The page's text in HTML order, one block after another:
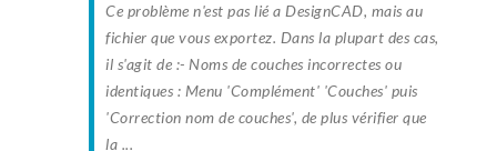
Ce problème n'est pas lié a DesignCAD, mais au
fichier que vous exportez. Dans la plupart des cas,
il s'agit de :- Noms de couches incorrectes ou
identiques : Menu 'Complément' 'Couches' puis
'Correction nom de couches', de plus vérifier que
la ...